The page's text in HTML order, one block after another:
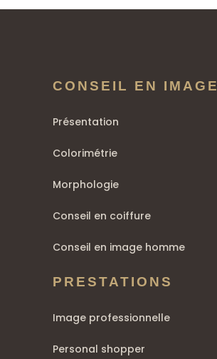
CONSEIL EN IMAGE
Présentation
Colorimétrie
Morphologie
Conseil en coiffure
Conseil en image homme
PRESTATIONS
Image professionnelle
Personal shopper